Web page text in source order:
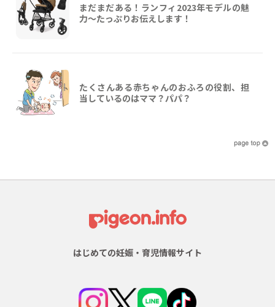
まだまだある！ランフィ2023年モデルの魅
力～たっぷりお伝えします！
たくさんある赤ちゃんのおふろの役割、担
当しているのはママ？パパ？
はじめての妊娠・育児情報サイト